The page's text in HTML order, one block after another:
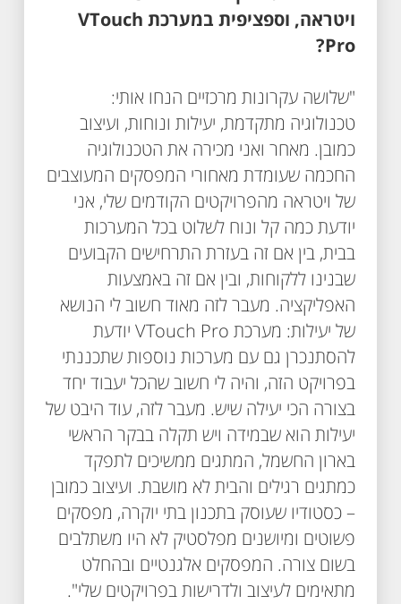
ויטראה, וספציפית במערכת VTouch
Pro?
"שלושה עקרונות מרכזיים הנחו אותי:
טכנולוגיה מתקדמת, יעילות ונוחות, ועיצוב
כמובן. מאחר ואני מכירה את הטכנולוגיה
החכמה שעומדת מאחורי המפסקים המעוצבים
של ויטראה מהפרויקטים הקודמים שלי, אני
יודעת כמה קל ונוח לשלוט בכל המערכות
בבית, בין אם זה בעזרת התרחישים הקבועים
שבנינו ללקוחות, ובין אם זה באמצעות
האפליקציה. מעבר לזה מאוד חשוב לי הנושא
של יעילות: מערכת VTouch Pro יודעת
להסתנכרן גם עם מערכות נוספות שתכננתי
בפרויקט הזה, והיה לי חשוב שהכל יעבוד יחד
בצורה הכי יעילה שיש. מעבר לזה, עוד היבט של
יעילות הוא שבמידה ויש תקלה בבקר הראשי
בארון החשמל, המתגים ממשיכים לתפקד
כמתגים רגילים והבית לא מושבת. ועיצוב כמובן
– כסטודיו שעוסק בתכנון בתי יוקרה, מפסקים
פשוטים ומיושנים מפלסטיק לא היו משתלבים
בשום צורה. המפסקים אלגנטיים ובהחלט
מתאימים לעיצוב ולדרישות בפרויקטים שלי".